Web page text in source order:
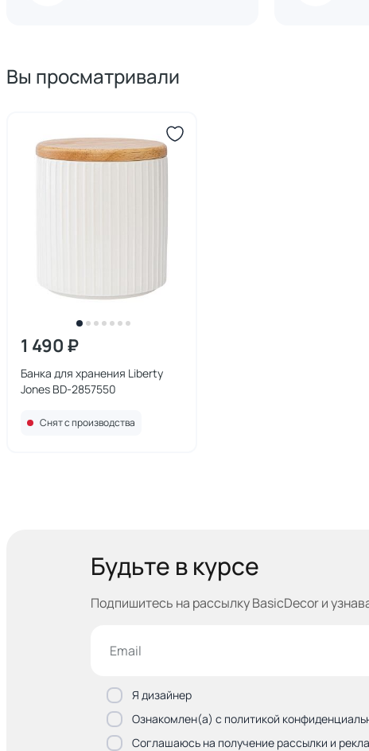
Вы просматривали
1 490 ₽
Банка для хранения Liberty
Jones BD-2857550
Снят с производства
Будьте в курсе
Подпишитесь на рассылку BasicDecor и
Я дизайнер
Ознакомлен(а) с политикой
Соглашаюсь на получение рассылки и